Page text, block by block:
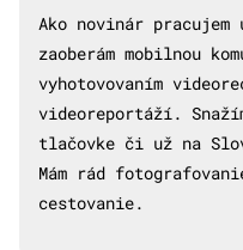
Ako novinár
zaoberám mobilnou
vyhotovovaním
videoreportáží.
tlačovke či už na
Mám rád
cestovanie.